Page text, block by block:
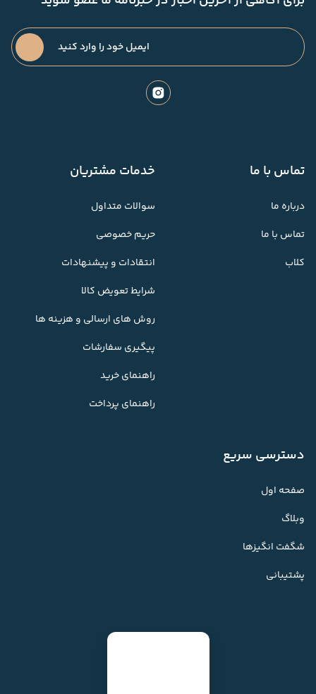
تماس با ما
درباره ما
تماس با ما
کلاب
خدمات مشتریان
سوالات متداول
حریم خصوصی
انتقادات و پیشنهادات
شرایط تعویض کالا
روش های ارسالی و هزینه ها
پیگیری سفارشات
راهنمای خرید
راهنمای پرداخت
دسترسی سریع
صفحه اول
وبلاگ
شگفت انگیزها
پشتیبانی